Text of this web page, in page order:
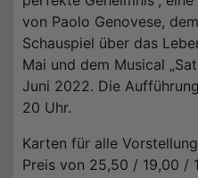
von Paolo Genovese,
Schauspiel über das
Mai und dem Musical
Juni 2022. Die
20 Uhr.
Karten für alle
Preis von 25,50 / 19,00 /